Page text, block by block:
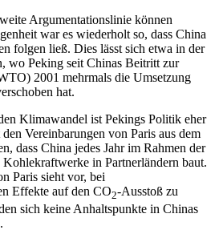
Argumentationslinie können
war es wiederholt so, dass China
folgen ließ. Dies lässt sich etwa in der
wo Peking seit Chinas Beitritt zur
2001 mehrmals die Umsetzung
hat.
Klima­wandel ist Pekings Politik eher
Vereinbarungen von Paris aus dem
dass China jedes Jahr im Rahmen der
in Partner­ländern baut.
Paris sieht vor, bei
Effekte auf den CO2-Ausstoß zu
sich keine Anhaltspunkte in Chinas